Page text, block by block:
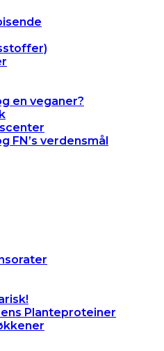
en veganer?
FN’s verdensmål
Planteproteiner